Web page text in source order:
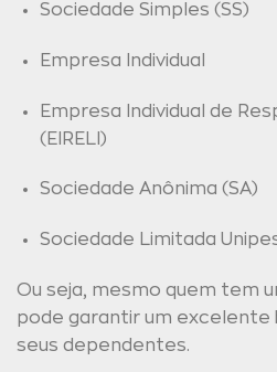
Sociedade Simples (SS)
Empresa Individual
Empresa Individual de
(EIRELI)
Sociedade Anônima (SA)
Sociedade Limitada
Ou seja, mesmo quem tem
pode garantir um excelente
seus dependentes.